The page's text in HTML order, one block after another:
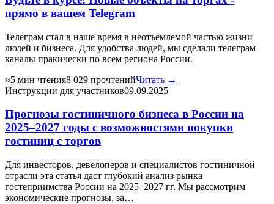
прямо в вашем Telegram
Телеграм стал в наше время в неотъемлемой частью жизни
людей и бизнеса. Для удобства людей, мы сделали телеграм
каналы пракически по всем региона России.
≈5 мин чтения8 029 прочтенийЧитать →
Инструкции для участников09.09.2025
Прогнозы гостиничного бизнеса в России на
2025–2027 годы с возможностями покупки
гостиниц с торгов
Для инвесторов, девелоперов и специалистов гостиничной
отрасли эта статья даст глубокий анализ рынка
гостеприимства России на 2025–2027 гг. Мы рассмотрим
экономические прогнозы, за…